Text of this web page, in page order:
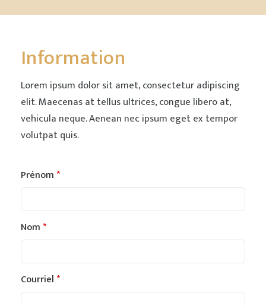
Information
Lorem ipsum dolor sit amet, consectetur adipiscing
elit. Maecenas at tellus ultrices, congue libero at,
vehicula neque. Aenean nec ipsum eget ex tempor
volutpat quis.
Leave
this
field
blank
Prénom
Nom
Courriel